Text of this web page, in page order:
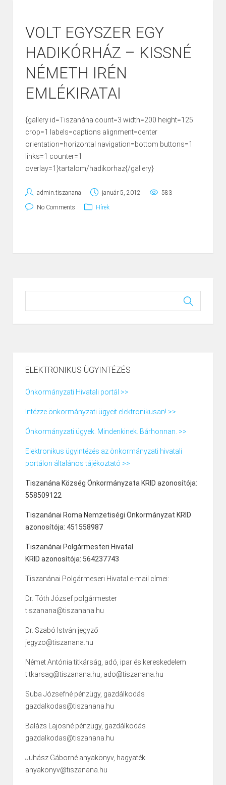
VOLT EGYSZER EGY
HADIKÓRHÁZ – KISSNÉ
NÉMETH IRÉN
EMLÉKIRATAI
{gallery id=Tiszanána count=3 width=200 height=125
crop=1 labels=captions alignment=center
orientation=horizontal navigation=bottom buttons=1
links=1 counter=1
overlay=1}tartalom/hadikorhaz{/gallery}
admin.tiszanana január 5, 2012 583
No Comments Hírek
ELEKTRONIKUS ÜGYINTÉZÉS
Önkormányzati Hivatali portál >>
Intézze önkormányzati ügyeit elektronikusan! >>
Önkormányzati ügyek. Mindenkinek. Bárhonnan. >>
Elektronikus ügyintézés az önkormányzati hivatali
portálon általános tájékoztató >>
Tiszanána Község Önkormányzata KRID azonosítója:
558509122
Tiszanánai Roma Nemzetiségi Önkormányzat KRID
azonosítója: 451558987
Tiszanánai Polgármesteri Hivatal
KRID azonosítója: 564237743
Tiszanánai Polgármeseri Hivatal e-mail címei:
Dr. Tóth József polgármester
tiszanana@tiszanana.hu
Dr. Szabó István jegyző
jegyzo@tiszanana.hu
Német Antónia titkárság, adó, ipar és kereskedelem
titkarsag@tiszanana.hu, ado@tiszanana.hu
Suba Józsefné pénzügy, gazdálkodás
gazdalkodas@tiszanana.hu
Balázs Lajosné pénzügy, gazdálkodás
gazdalkodas@tiszanana.hu
Juhász Gáborné anyakönyv, hagyaték
anyakonyv@tiszanana.hu